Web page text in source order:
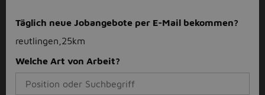
Täglich neue Jobangebote per E-Mail bekommen?
reutlingen,25km
Welche Art von Arbeit?